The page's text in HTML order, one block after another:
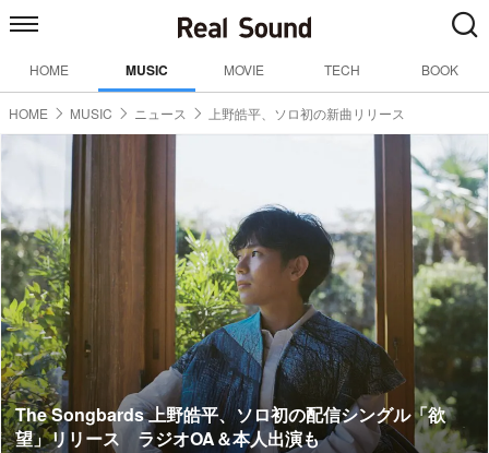
HOME MUSIC MOVIE TECH BOOK
HOME MUSIC ニュース 上野皓平、ソロ初の新曲リリース
The Songbards 上野皓平、ソロ初の配信シングル「欲
望」リリース ラジオOA＆本人出演も